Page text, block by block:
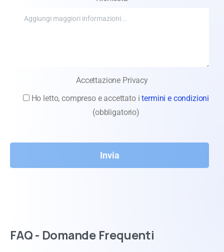
Accettazione Privacy
Ho letto, compreso e accettato itermini e condizioni
(obbligatorio)
FAQ - Domande Frequenti